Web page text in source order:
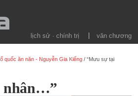
lịch sử · chính trị văn chương
quốc ăn năn - Nguyễn Gia Kiểng /“Mưu sự tại
nhân…”